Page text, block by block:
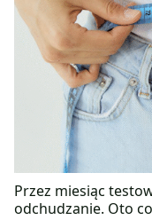
Przez miesiąc
odchudzanie. Oto